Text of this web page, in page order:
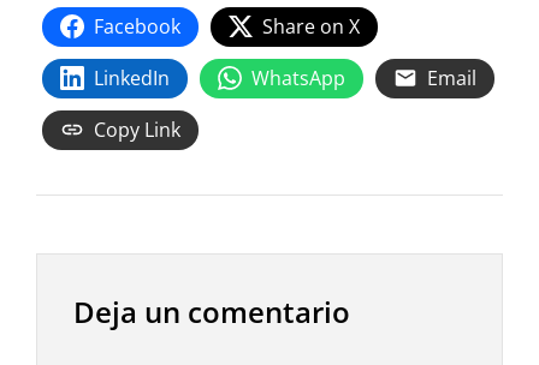
Facebook
Share on X
LinkedIn
WhatsApp
Email
Copy Link
Deja un comentario